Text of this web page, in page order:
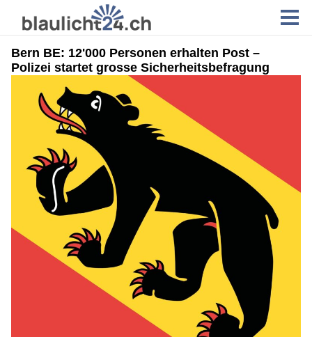
Bern BE: 12'000 Personen erhalten Post –
Polizei startet grosse Sicherheitsbefragung